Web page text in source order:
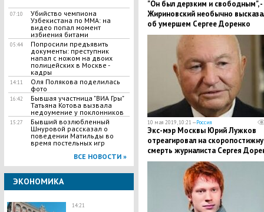
07:10
Убийство чемпиона
Узбекистана по MMA: на
видео попал момент
избиения битами
05:44
Попросили предъявить
документы: преступник
напал с ножом на двоих
полицейских в Москве -
кадры
14:11
Оля Полякова поделилась
фото
16:42
Бывшая участница "ВИА Гры"
Татьяна Котова вызвала
недоумение у поклонников
15:27
Бывший возлюбленный
Шнуровой рассказал о
поведении Матильды во
время постельных игр
ВСЕ НОВОСТИ »
ЭКОНОМИКА
14:21
​"Он был дерзким и свободным", -
Жириновский необычно
об умершем Сергее Доренко
10 мая 2019, 10:21 —Россия
Экс-мэр Москвы Юрий Лужков
отреагировал на
смерть журналиста Сергея